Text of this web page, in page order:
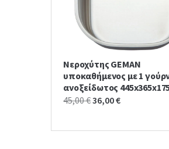
Νεροχύτης GEMAN
υποκαθήμενος με 1
ανοξείδωτος
45,00€ Original
36,00€Current